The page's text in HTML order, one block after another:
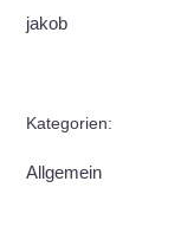
jakob
Kategorien:
Allgemein